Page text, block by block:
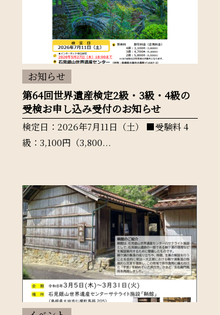
お知らせ
第64回世界遺産検定2級・3級・4級の
受検お申し込み受付のお知らせ
検定日：2026年7月11日（土） ■受験料 4
級：3,100円（3,800...